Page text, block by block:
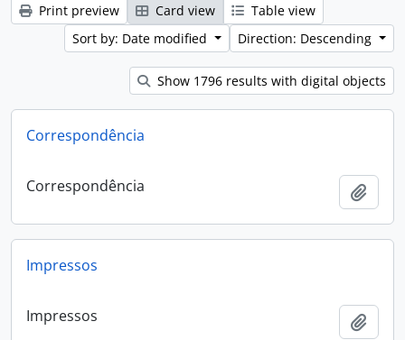
Print preview Card view
Table view
Sort by: Date modified
Direction: Descending
Show 1796 results with digital objects
Correspondência
Correspondência
Impressos
Impressos